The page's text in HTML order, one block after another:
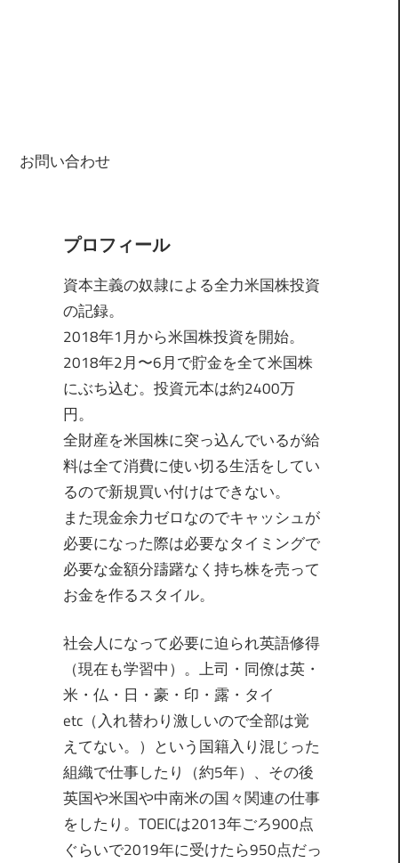
お問い合わせ
プロフィール
資本主義の奴隷による全力米国株投資
の記録。
2018年1月から米国株投資を開始。
2018年2月〜6月で貯金を全て米国株
にぶち込む。投資元本は約2400万
円。
全財産を米国株に突っ込んでいるが給
料は全て消費に使い切る生活をしてい
るので新規買い付けはできない。
また現金余力ゼロなのでキャッシュが
必要になった際は必要なタイミングで
必要な金額分躊躇なく持ち株を売って
お金を作るスタイル。
社会人になって必要に迫られ英語修得
（現在も学習中）。上司・同僚は英・
米・仏・日・豪・印・露・タイ
etc（入れ替わり激しいので全部は覚
えてない。）という国籍入り混じった
組織で仕事したり（約5年）、その後
英国や米国や中南米の国々関連の仕事
をしたり。TOEICは2013年ごろ900点
ぐらいで2019年に受けたら950点だっ